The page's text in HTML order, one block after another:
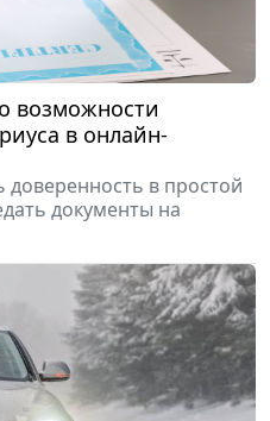
возможности
в онлайн-
в простой
документы на